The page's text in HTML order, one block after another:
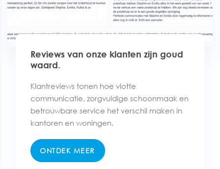
Reviews van onze klanten zijn goud
waard.
Klantreviews tonen hoe vlotte
communicatie, zorgvuldige schoonmaak en
betrouwbare service het verschil maken in
kantoren en woningen.
ONTDEK MEER